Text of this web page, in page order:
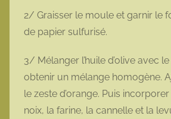
2/ Graisser le moule et garnir le
de papier sulfurisé.
3/ Mélanger l’huile d’olive avec
obtenir un mélange homogène.
le zeste d’orange. Puis
noix, la farine, la cannelle et la